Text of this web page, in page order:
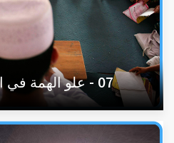
07 - علو الهمة في الدعوة إلى الله